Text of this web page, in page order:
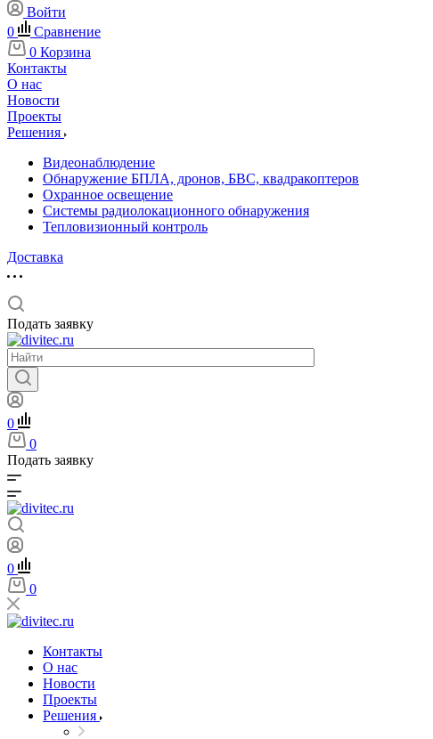
Войти
0
Сравнение
0 Корзина
Контакты
О нас
Новости
Проекты
Решения
Видеонаблюдение
Обнаружение БПЛА, дронов, БВС, квадракоптеров
Охранное освещение
Системы радиолокационного обнаружения
Тепловизионный контроль
Доставка
Подать заявку
0
0
Подать заявку
0
0
Контакты
О нас
Новости
Проекты
Решения